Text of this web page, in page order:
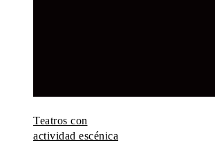
Teatros con
actividad escénica